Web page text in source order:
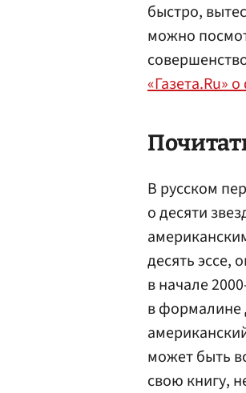
быстро,
можно
«Газета.Ru»
В русском
о десяти
десять эссе,
в начале
в формалине
может быть
свою книгу,